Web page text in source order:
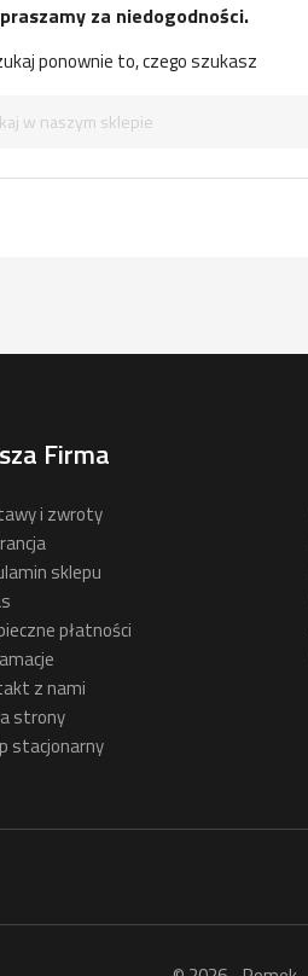
za niedogodności.
ponownie to, czego szukasz
Firma
i zwroty
sklepu
płatności
z nami
strony
stacjonarny